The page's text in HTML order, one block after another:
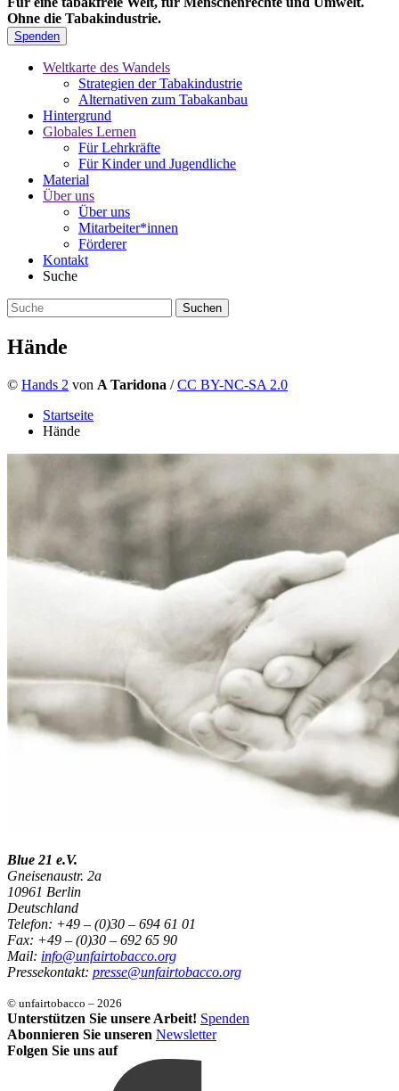
Ohne die Tabakindustrie.
Spenden
Weltkarte des Wandels
Strategien der Tabakindustrie
Alternativen zum Tabakanbau
Hintergrund
Globales Lernen
Für Lehrkräfte
Für Kinder und Jugendliche
Material
Über uns
Über uns
Mitarbeiter*innen
Förderer
Kontakt
Suche
Hände
© Hands 2 von A Taridona /CC BY-NC-SA 2.0
Startseite
Hände
Blue 21 e.V.
Gneisenaustr. 2a
10961 Berlin
Deutschland
Telefon: +49 – (0)30 – 694 61 01
Fax: +49 – (0)30 – 692 65 90
Mail: info@unfairtobacco.org
Pressekontakt: presse@unfairtobacco.org
© unfairtobacco – 2026
Unterstützen Sie unsere Arbeit! Spenden
Abonnieren Sie unseren Newsletter
Folgen Sie uns auf